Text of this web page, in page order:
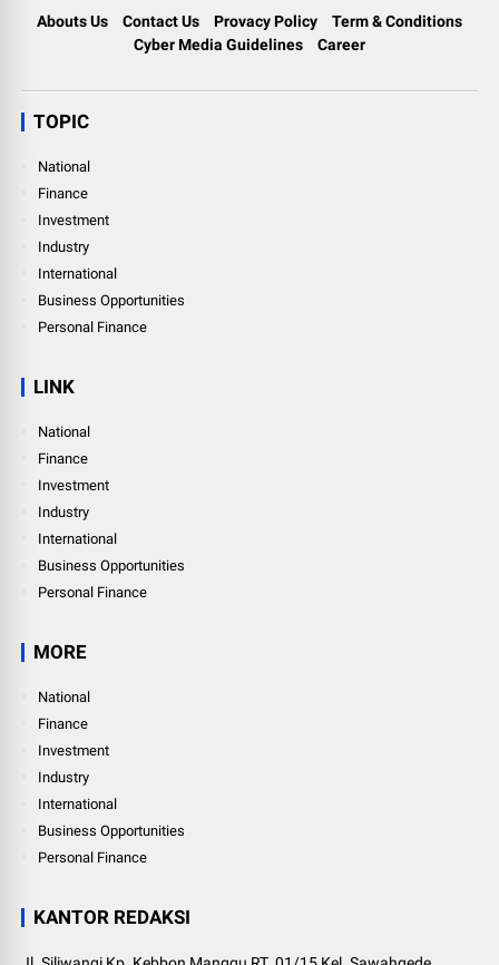
Abouts Us Contact Us Provacy Policy
Term & Conditions
Cyber Media Guidelines
Career
TOPIC
National
Finance
Investment
Industry
International
Business Opportunities
Personal Finance
LINK
National
Finance
Investment
Industry
International
Business Opportunities
Personal Finance
MORE
National
Finance
Investment
Industry
International
Business Opportunities
Personal Finance
KANTOR REDAKSI